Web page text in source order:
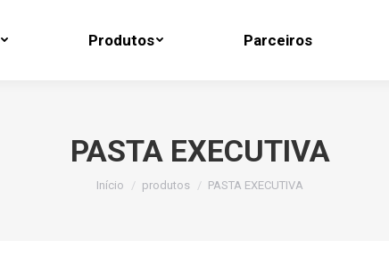
Produtos Parceiros
PASTA EXECUTIVA
Você está aqui:
Início produtos PASTA EXECUTIVA